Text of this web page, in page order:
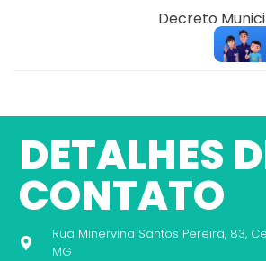
Decreto
DETALHES
CONTATO
Rua Minervina Santos Pereira, 83,
MG